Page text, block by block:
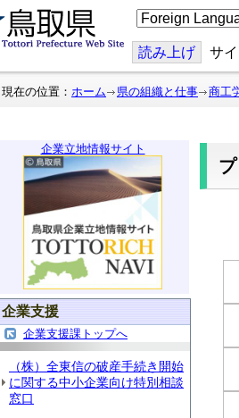
こ
の
ジ
を
翻
読み上げ サ
現在の位置： ホーム 県の組織と仕事 商工
企業立地情報サイト
企業支援
企業支援課トップへ
（株）全東信の破産手続き開始
に関する中小企業向け特別相談
窓口